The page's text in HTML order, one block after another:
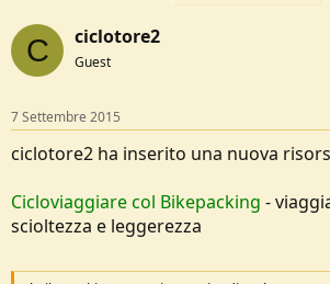
r
e
D
c
s
i
o
I
n
o
C ciclotore2
Guest
7 Settembre 2015
ciclotore2 ha inserito una nuova
Cicloviaggiare col Bikepacking -
scioltezza e leggerezza